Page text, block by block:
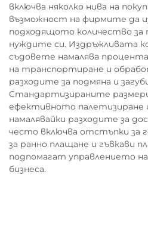
включва няколко нива на
възможност на фирмите да
подходящото количество за
нуждите си. Издръжливата
съдовете намалява
на транспортиране и
разходите за подмяна и
Стандартизираните
ефективното палетизиране
намалявайки разходите за
често включва отстъпки за
за ранно плащане и гъвкави
подпомагат управлението
бизнеса.